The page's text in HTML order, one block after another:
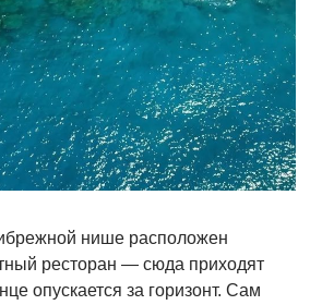
нише расположен
ресторан — сюда приходят
опускается за горизонт. Сам